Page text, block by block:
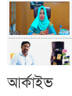
আর্কাইভ